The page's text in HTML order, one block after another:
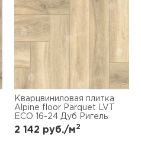
Кварцвиниловая плитка
Alpine floor Parquet LVT
ЕСО 16-24 Дуб Ригель
2 142 руб./м2